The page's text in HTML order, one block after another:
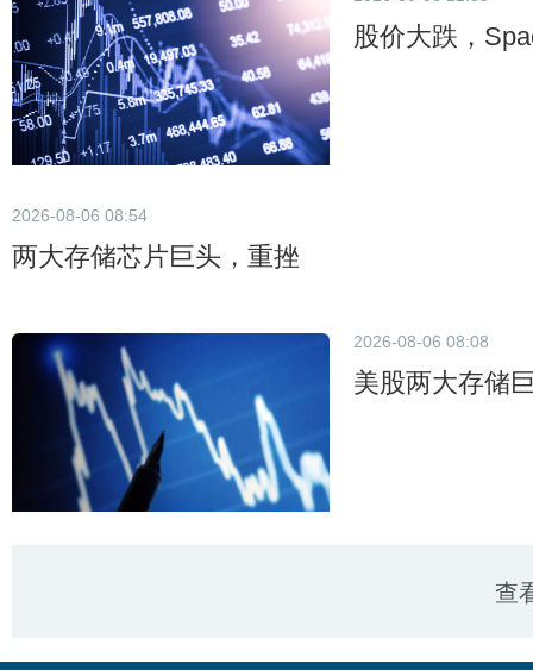
股价大跌，
2026-08-06 08:54
两大存储芯片巨头，重挫
2026-08-06 08:08
美股两大存储
查